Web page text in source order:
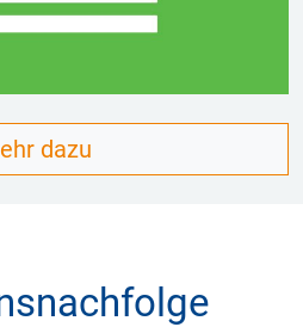
dazu